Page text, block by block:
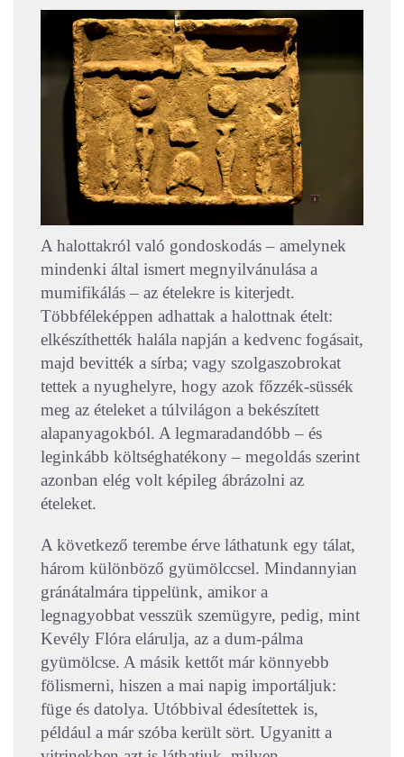
A halottakról való gondoskodás – amelynek
mindenki által ismert megnyilvánulása a
mumifikálás – az ételekre is kiterjedt.
Többféleképpen adhattak a halottnak ételt:
elkészíthették halála napján a kedvenc fogásait,
majd bevitték a sírba; vagy szolgaszobrokat
tettek a nyughelyre, hogy azok főzzék-süssék
meg az ételeket a túlvilágon a bekészített
alapanyagokból. A legmaradandóbb – és
leginkább költséghatékony – megoldás szerint
azonban elég volt képileg ábrázolni az
ételeket.
A következő terembe érve láthatunk egy tálat,
három különböző gyümölccsel. Mindannyian
gránátalmára tippelünk, amikor a
legnagyobbat vesszük szemügyre, pedig, mint
Kevély Flóra elárulja, az a dum-pálma
gyümölcse. A másik kettőt már könnyebb
fölismerni, hiszen a mai napig importáljuk:
füge és datolya. Utóbbival édesítettek is,
például a már szóba került sört. Ugyanitt a